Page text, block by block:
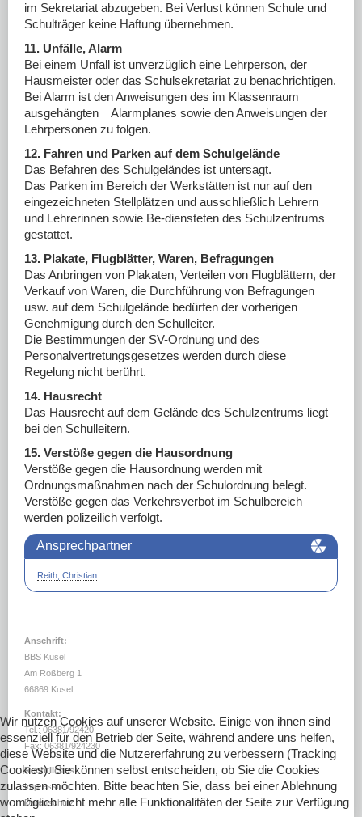
im Sekretariat abzugeben. Bei Verlust können Schule und
Schulträger keine Haftung übernehmen.
11. Unfälle, Alarm
Bei einem Unfall ist unverzüglich eine Lehrperson, der
Hausmeister oder das Schulsekretariat zu benachrichtigen.
Bei Alarm ist den Anweisungen des im Klassenraum
ausgehängten Alarmplanes sowie den Anweisungen der
Lehrpersonen zu folgen.
12. Fahren und Parken auf dem Schulgelände
Das Befahren des Schulgeländes ist untersagt.
Das Parken im Bereich der Werkstätten ist nur auf den
eingezeichneten Stellplätzen und ausschließlich Lehrern
und Lehrerinnen sowie Be-diensteten des Schulzentrums
gestattet.
13. Plakate, Flugblätter, Waren, Befragungen
Das Anbringen von Plakaten, Verteilen von Flugblättern, der
Verkauf von Waren, die Durchführung von Befragungen
usw. auf dem Schulgelände bedürfen der vorherigen
Genehmigung durch den Schulleiter.
Die Bestimmungen der SV-Ordnung und des
Personalvertretungsgesetzes werden durch diese
Regelung nicht berührt.
14. Hausrecht
Das Hausrecht auf dem Gelände des Schulzentrums liegt
bei den Schulleitern.
15. Verstöße gegen die Hausordnung
Verstöße gegen die Hausordnung werden mit
Ordnungsmaßnahmen nach der Schulordnung belegt.
Verstöße gegen das Verkehrsverbot im Schulbereich
werden polizeilich verfolgt.
Ansprechpartner
Reith, Christian
Anschrift:
BBS Kusel
Am Roßberg 1
66869 Kusel
Kontakt:
Tel.: 06381/92420
Fax: 06381/924230
Rechtliches:
Impressum
Datenschutz
Wir nutzen Cookies auf unserer Website. Einige von ihnen sind
essenziell für den Betrieb der Seite, während andere uns helfen,
diese Website und die Nutzererfahrung zu verbessern (Tracking
Cookies). Sie können selbst entscheiden, ob Sie die Cookies
zulassen möchten. Bitte beachten Sie, dass bei einer Ablehnung
womöglich nicht mehr alle Funktionalitäten der Seite zur Verfügung